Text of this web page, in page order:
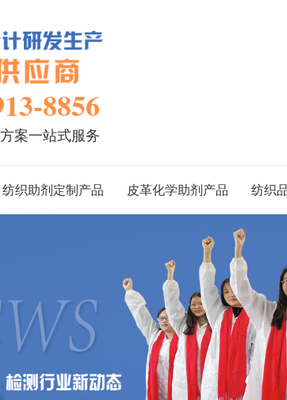
8856
案一站式服务
纺织助剂定制产品 皮革化学助剂产品 纺织